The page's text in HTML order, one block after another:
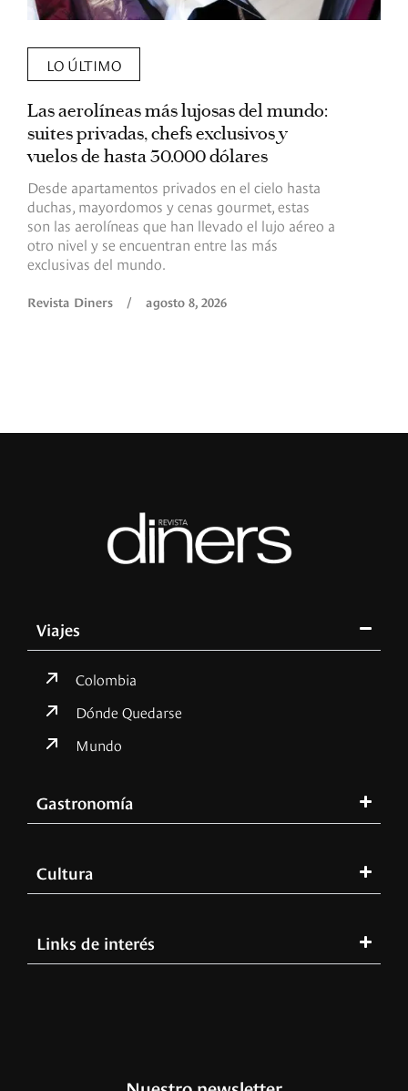
LO ÚLTIMO
Las aerolíneas más lujosas del mundo:
suites privadas, chefs exclusivos y
vuelos de hasta 30.000 dólares
Desde apartamentos privados en el cielo hasta
duchas, mayordomos y cenas gourmet, estas
son las aerolíneas que han llevado el lujo aéreo a
otro nivel y se encuentran entre las más
exclusivas del mundo.
Revista Diners / agosto 8, 2026
Viajes
Colombia
Dónde Quedarse
Mundo
Gastronomía
Cultura
Links de interés